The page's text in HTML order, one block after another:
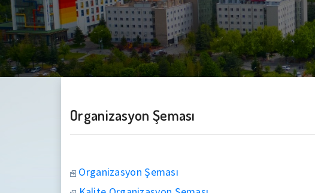
Organizasyon Şeması
Organizasyon Şeması